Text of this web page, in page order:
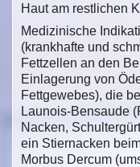
Haut am restlichen
Medizinische
(krankhafte und
Fettzellen an den
Einlagerung von
Fettgewebes), die
Launois-Bensaude
Nacken,
ein Stiernacken
Morbus Dercum